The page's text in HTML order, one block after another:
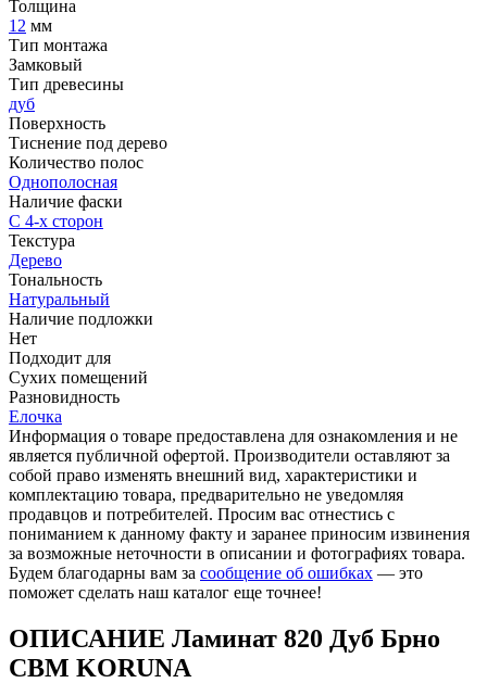
Толщина
12 мм
Тип монтажа
Замковый
Тип древесины
дуб
Поверхность
Тиснение под дерево
Количество полос
Однополосная
Наличие фаски
С 4-х сторон
Текстура
Дерево
Тональность
Натуральный
Наличие подложки
Нет
Подходит для
Сухих помещений
Разновидность
Елочка
Информация о товаре предоставлена для ознакомления и не
является публичной офертой. Производители оставляют за
собой право изменять внешний вид, характеристики и
комплектацию товара, предварительно не уведомляя
продавцов и потребителей. Просим вас отнестись с
пониманием к данному факту и заранее приносим извинения
за возможные неточности в описании и фотографиях товара.
Будем благодарны вам за сообщение об ошибках — это
поможет сделать наш каталог еще точнее!
ОПИСАНИЕ Ламинат 820 Дуб Брно
CBM KORUNA